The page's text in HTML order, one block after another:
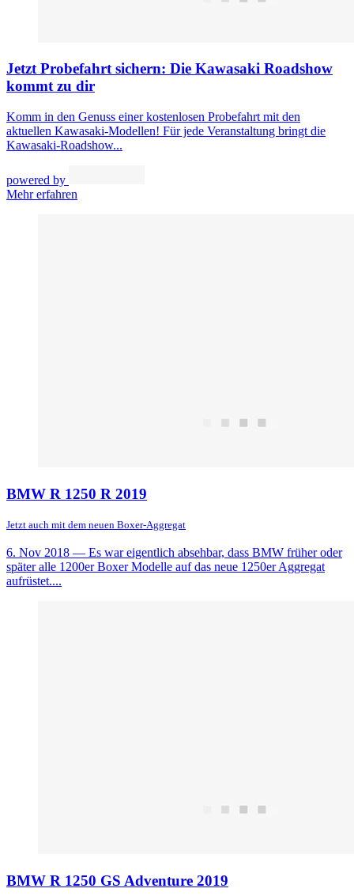
Jetzt Probefahrt sichern: Die Kawasaki Roadshow
kommt zu dir
Komm in den Genuss einer kostenlosen Probefahrt mit den
aktuellen Kawasaki-Modellen! Für jede Veranstaltung bringt die
Kawasaki-Roadshow...
powered by
Mehr erfahren
BMW R 1250 R 2019
Jetzt auch mit dem neuen Boxer-Aggregat
6. Nov 2018 — Es war eigentlich absehbar, dass BMW früher oder
später alle 1200er Boxer Modelle auf das neue 1250er Aggregat
aufrüstet....
BMW R 1250 GS Adventure 2019